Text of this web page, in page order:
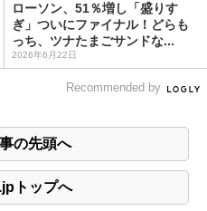
ローソン、51％増し「盛りす
ぎ」ついにファイナル！どらも
っち、ツナたまごサンドな...
2026年6月22日
Recommended by
の先頭へ
トップへ